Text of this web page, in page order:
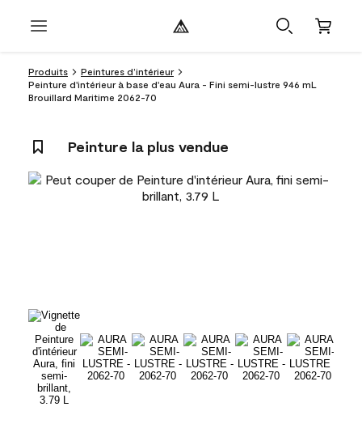
Produits
Peintures d’intérieur
Peinture d'intérieur à base d'eau Aura - Fini semi-lustre 946 mL
Brouillard Maritime 2062-70
Peinture la plus vendue